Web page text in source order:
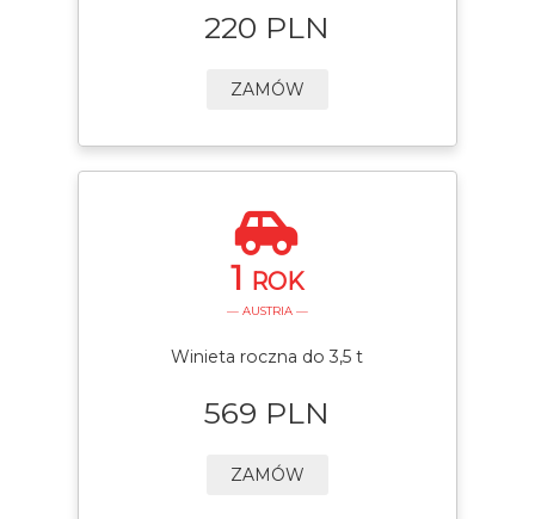
220 PLN
ZAMÓW
1 ROK
— AUSTRIA —
Winieta roczna do 3,5 t
569 PLN
ZAMÓW